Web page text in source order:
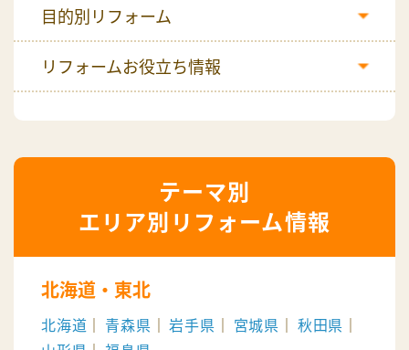
目的別リフォーム
リフォームお役立ち情報
エリア別リフォーム情報
北海道・東北
北海道 青森県 岩手県 宮城県
秋田県